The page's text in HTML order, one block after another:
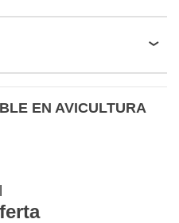
EN AVICULTURA